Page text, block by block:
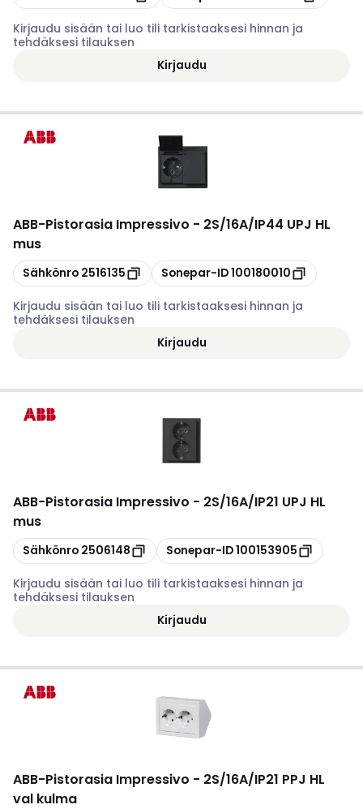
Kirjaudu sisään tai luo tili tarkistaaksesi hinnan ja
tehdäksesi tilauksen
Kirjaudu
ABB-Pistorasia Impressivo - 2S/16A/IP44 UPJ HL
mus
Kopioi
Sähkönro 2516135 Kopioi
Sonepar-ID100180010
Kirjaudu sisään tai luo tili tarkistaaksesi hinnan ja
tehdäksesi tilauksen
Kirjaudu
ABB-Pistorasia Impressivo - 2S/16A/IP21 UPJ HL
mus
Kopioi
Sähkönro 2506148 Kopioi
Sonepar-ID100153905
Kirjaudu sisään tai luo tili tarkistaaksesi hinnan ja
tehdäksesi tilauksen
Kirjaudu
ABB-Pistorasia Impressivo - 2S/16A/IP21 PPJ HL
val kulma